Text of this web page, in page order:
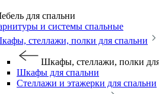
для спальни
и системы спальные
стеллажи, полки для спальни
Шкафы, стеллажи, полки
Шкафы для спальни
Стеллажи и этажерки для спальни